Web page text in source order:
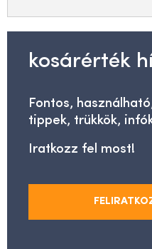
kosárérték
Fontos,
tippek, trükkök,
Iratkozz fel most!